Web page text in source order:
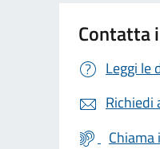
Contatta
Leggi le
Richiedi